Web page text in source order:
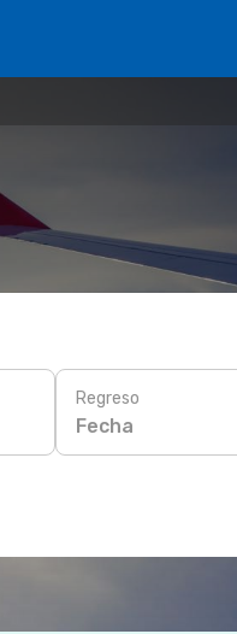
Regreso
Fecha